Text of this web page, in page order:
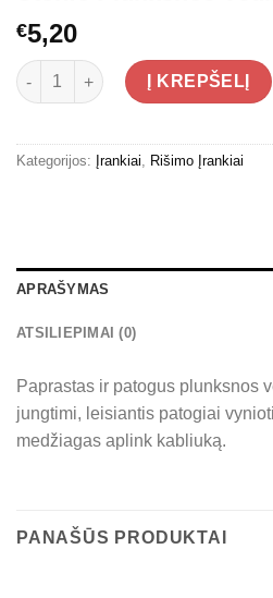
€5,20
produkto kiekis: Stonfo Plunksnos
Į KREPŠELĮ
Kategorijos: Įrankiai Rišimo Įrankiai
APRAŠYMAS
ATSILIEPIMAI (0)
Paprastas ir patogus plunksnos
jungtimi, leisiantis patogiai
medžiagas aplink kabliuką.
PANAŠŪS PRODUKTAI